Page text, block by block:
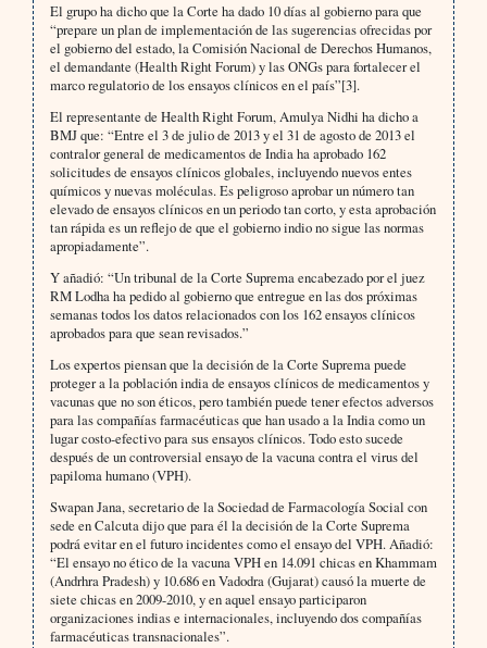
El grupo ha dicho que la Corte ha dado 10 días al gobierno para que
“prepare un plan de implementación de las sugerencias ofrecidas por
el gobierno del estado, la Comisión Nacional de Derechos Humanos,
el demandante (Health Right Forum) y las ONGs para fortalecer el
marco regulatorio de los ensayos clínicos en el país”[3].
El representante de Health Right Forum, Amulya Nidhi ha dicho a
BMJ que: “Entre el 3 de julio de 2013 y el 31 de agosto de 2013 el
contralor general de medicamentos de India ha aprobado 162
solicitudes de ensayos clínicos globales, incluyendo nuevos entes
químicos y nuevas moléculas. Es peligroso aprobar un número tan
elevado de ensayos clínicos en un periodo tan corto, y esta aprobación
tan rápida es un reflejo de que el gobierno indio no sigue las normas
apropiadamente”.
Y añadió: “Un tribunal de la Corte Suprema encabezado por el juez
RM Lodha ha pedido al gobierno que entregue en las dos próximas
semanas todos los datos relacionados con los 162 ensayos clínicos
aprobados para que sean revisados.”
Los expertos piensan que la decisión de la Corte Suprema puede
proteger a la población india de ensayos clínicos de medicamentos y
vacunas que no son éticos, pero también puede tener efectos adversos
para las compañías farmacéuticas que han usado a la India como un
lugar costo-efectivo para sus ensayos clínicos. Todo esto sucede
después de un controversial ensayo de la vacuna contra el virus del
papiloma humano (VPH).
Swapan Jana, secretario de la Sociedad de Farmacología Social con
sede en Calcuta dijo que para él la decisión de la Corte Suprema
podrá evitar en el futuro incidentes como el ensayo del VPH. Añadió:
“El ensayo no ético de la vacuna VPH en 14.091 chicas en Khammam
(Andrhra Pradesh) y 10.686 en Vadodra (Gujarat) causó la muerte de
siete chicas en 2009-2010, y en aquel ensayo participaron
organizaciones indias e internacionales, incluyendo dos compañías
farmacéuticas transnacionales”.